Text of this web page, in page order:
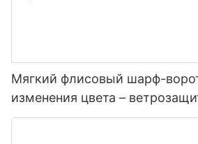
Мягкий флисовый шарф-
изменения цвета –
для защиты от УФ-излучения.